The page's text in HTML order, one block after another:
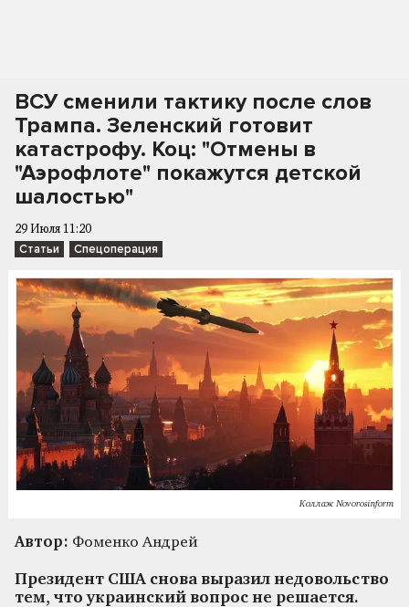
ВСУ сменили тактику после слов
Трампа. Зеленский готовит
катастрофу. Коц: "Отмены в
"Аэрофлоте" покажутся детской
шалостью"
29 Июля 11:20
Статьи Спецоперация
Коллаж Novorosinform
Автор: Фоменко Андрей
Президент США снова выразил недовольство
тем, что украинский вопрос не решается.